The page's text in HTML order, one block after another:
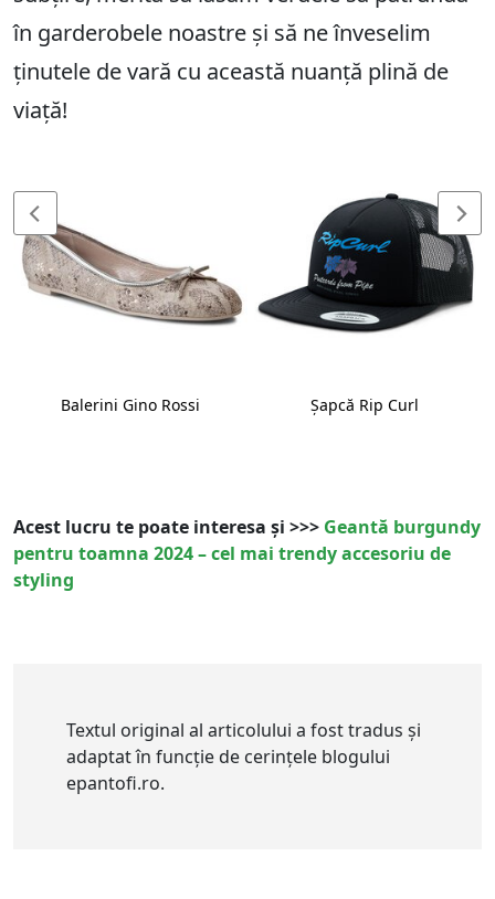
în garderobele noastre și să ne înveselim
ținutele de vară cu această nuanță plină de
viață!
Balerini Gino Rossi Șapcă Rip Curl
Acest lucru te poate interesa și >>> Geantă burgundy
pentru toamna 2024 – cel mai trendy accesoriu de
styling
Textul original al articolului a fost tradus și
adaptat în funcție de cerințele blogului
epantofi.ro.